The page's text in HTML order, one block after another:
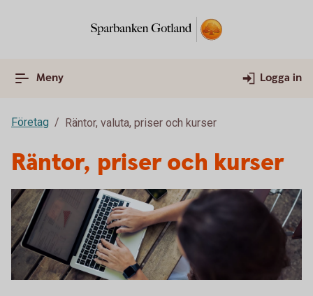
Meny Logga in
Företag Räntor, valuta, priser och kurser
Räntor, priser och kurser